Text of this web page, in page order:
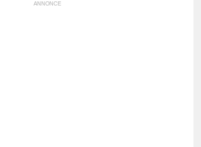
ANNONCE